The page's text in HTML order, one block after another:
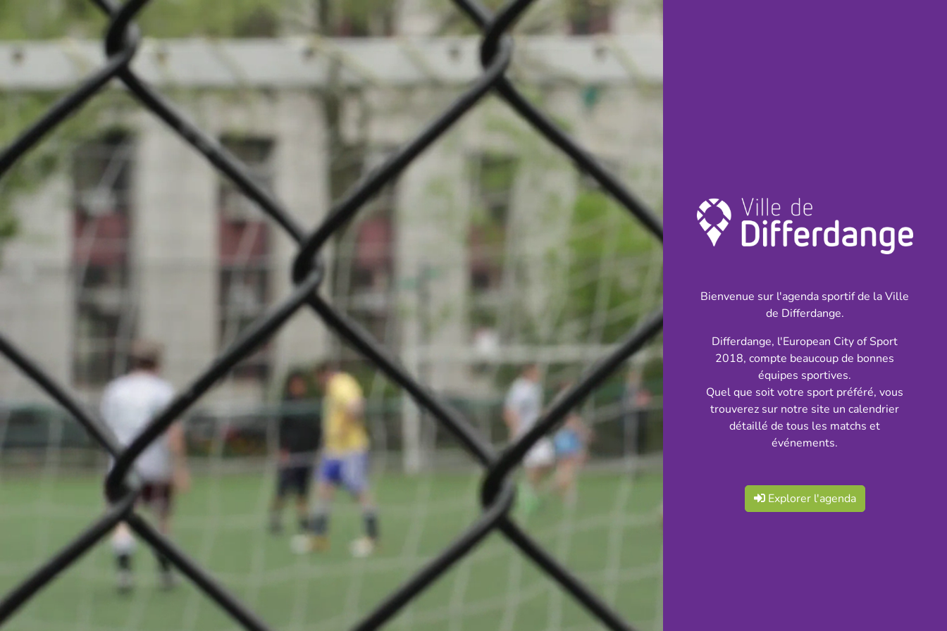
Nouveautés
Clubs locaux
A propos
Championnat: Football
INFOS
24.02.2025
20:00
Stade Jaminet
Réserves Classe 4
Série 4
F.C. Luna
Oberkorn
VS
CS Fola Esch-
Alzette
retour
Bienvenue sur l'agenda sportif de la Ville
de Differdange.
Differdange, l'European City of Sport
2018, compte beaucoup de bonnes
équipes sportives.
Quel que soit votre sport préféré, vous
trouverez sur notre site un calendrier
détaillé de tous les matchs et
événements.
Explorer l'agenda